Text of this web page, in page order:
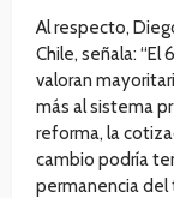
Al respecto,
Chile, señala:
valoran
más al sistema
reforma, la
cambio podría
permanencia del